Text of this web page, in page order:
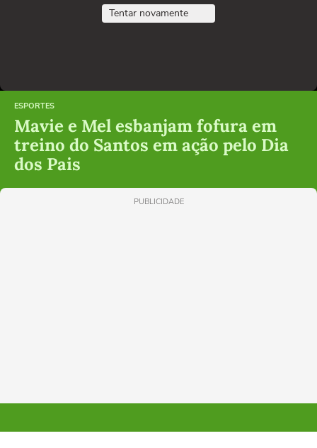
Tentar novamente
ESPORTES
Mavie e Mel esbanjam fofura em
treino do Santos em ação pelo Dia
dos Pais
PUBLICIDADE